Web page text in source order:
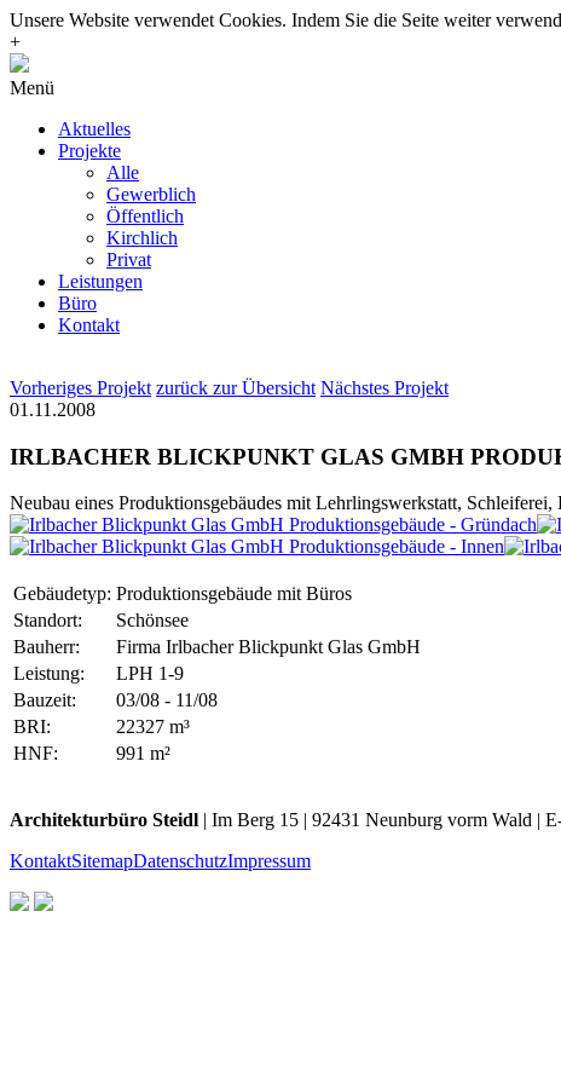
Unsere Website verwendet Cookies. Indem Sie die Seite weiter
+
Menü
Aktuelles
Projekte
Alle
Gewerblich
Öffentlich
Kirchlich
Privat
Leistungen
Büro
Kontakt
Vorheriges Projekt zurück zur Übersicht Nächstes Projekt
01.11.2008
IRLBACHER BLICKPUNKT GLAS GMBH
Neubau eines Produktionsgebäudes mit Lehrlingswerkstatt,
Gebäudetyp: Produktionsgebäude mit Büros
Standort:
Schönsee
Bauherr:
Firma Irlbacher Blickpunkt Glas GmbH
Leistung:
LPH 1-9
Bauzeit:
03/08 - 11/08
BRI:
22327 m³
HNF:
991 m²
Architekturbüro Steidl | Im Berg 15 | 92431 Neunburg vorm Wald |
KontaktSitemapDatenschutzImpressum